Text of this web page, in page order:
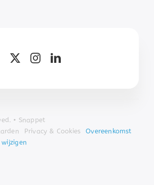
• Snappet
Privacy & Cookies Overeenkomst